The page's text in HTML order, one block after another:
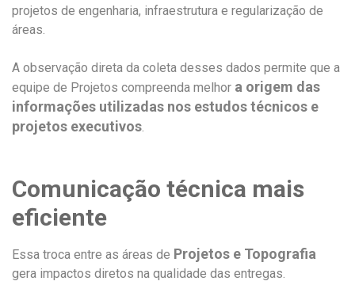
projetos de engenharia, infraestrutura e regularização de
áreas.
A observação direta da coleta desses dados permite que a
equipe de Projetos compreenda melhor a origem das
informações utilizadas nos estudos técnicos e
projetos executivos
Comunicação técnica mais
eficiente
Essa troca entre as áreas de Projetos e Topografia
gera impactos diretos na qualidade das entregas.